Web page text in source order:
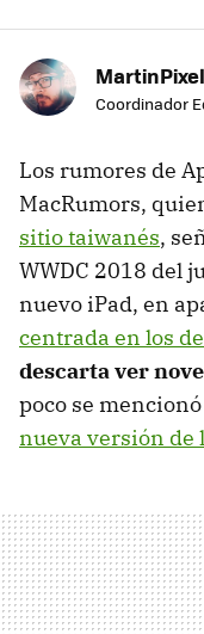
MartinPixel
Coordinador
Los rumores de
MacRumors,
sitio taiwanés,
WWDC 2018 del
nuevo iPad, en
centrada en los
descarta ver
poco se
nueva versión de